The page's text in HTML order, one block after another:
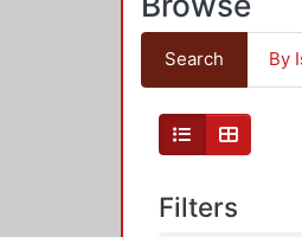
Search By
Filters